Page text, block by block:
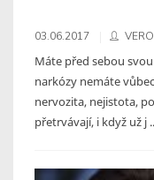
03.06.2017
Máte před sebou
narkózy nemáte
nervozita, nejistota,
přetrvávají, i když už j